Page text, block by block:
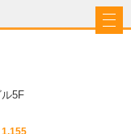
5F
1,155